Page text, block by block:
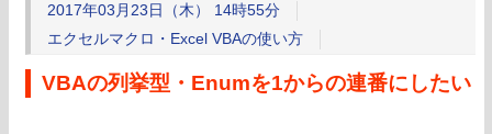
2017年03月23日（木） 14時55分
エクセルマクロ・Excel VBAの使い方
VBAの列挙型・Enumを1からの連番にしたい